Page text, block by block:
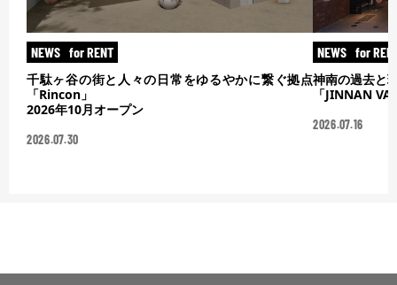
NEWS for RENT
千駄ヶ谷の街と人々の日常をゆるやかに繋ぐ拠点
「Rincon」
2026年10月オープン
2026.07.30
NEWS for
神南の過去と
「JINNAN
2026.07.16